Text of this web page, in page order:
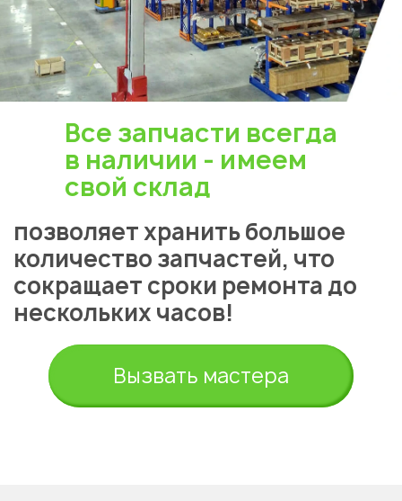
Все запчасти всегда
в наличии - имеем
свой склад
позволяет хранить большое
количество запчастей, что
сокращает сроки ремонта до
нескольких часов!
Вызвать мастера